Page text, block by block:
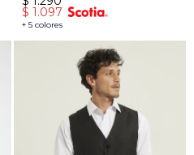
LABEL - GRIS MEDIO
+ 5 colores
$ 1.097